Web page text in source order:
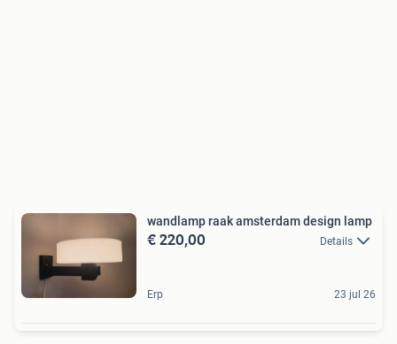
wandlamp raak amsterdam design lamp
€ 220,00 Details
Erp 23 jul 26